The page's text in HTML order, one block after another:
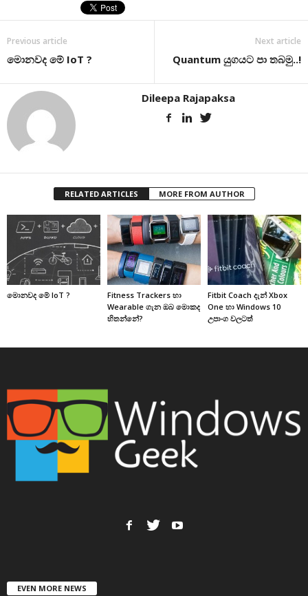
Previous article
මොනවද මේ IoT ?
Next article
Quantum යුගයට පා තබමු..!
Dileepa Rajapaksa
RELATED ARTICLES MORE FROM AUTHOR
මොනවද මේ IoT ?
Fitness Trackers හා
Wearable ගැන ඔබ මොකද
හිතන්නේ?
Fitbit Coach දැන් Xbox
One හා Windows 10
උපාංග වලටත්
EVEN MORE NEWS